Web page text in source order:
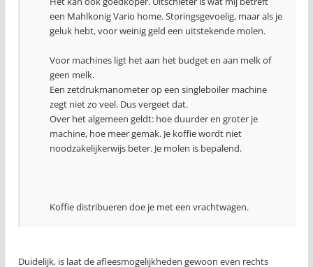
een Mahlkonig Vario home. Storingsgevoelig, maar als je
geluk hebt, voor weinig geld een uitstekende molen.
Voor machines ligt het aan het budget en aan melk of
geen melk.
Een zetdrukmanometer op een singleboiler machine
zegt niet zo veel. Dus vergeet dat.
Over het algemeen geldt: hoe duurder en groter je
machine, hoe meer gemak. Je koffie wordt niet
noodzakelijkerwijs beter. Je molen is bepalend.
Koffie distribueren doe je met een vrachtwagen.
Duidelijk, is laat de afleesmogelijkheden gewoon even rechts